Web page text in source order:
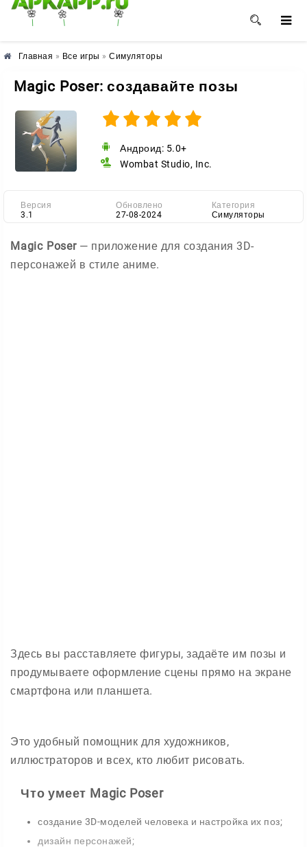
🌸 🌼 🌺
Главная » Все игры » Симуляторы
Magic Poser: создавайте позы
Андроид: 5.0+
Wombat Studio, Inc.
Версия
3.1
Обновлено
27-08-2024
Категория
Симуляторы
Magic Poser— приложение для создания 3D-
персонажей в стиле аниме.
Здесь вы расставляете фигуры, задаёте им позы и
продумываете оформление сцены прямо на экране
смартфона или планшета.
Это удобный помощник для художников,
иллюстраторов и всех, кто любит рисовать.
Что умеет Magic Poser
создание 3D-моделей человека и настройка их поз;
дизайн персонажей;